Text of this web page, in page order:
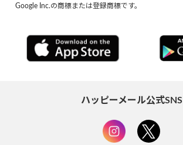
Google Inc.の商標または登録商標です。
ハッピーメール公式SNS